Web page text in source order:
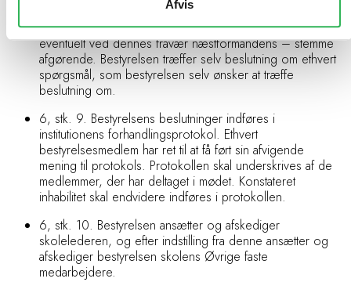
Afvis
stemmeflerhed. Der kan ikke stemmes ved fuldmagt eller
brev. I tilfælde af stemmelighed er formandens og
eventuelt ved dennes fravær næstformandens – stemme
afgørende. Bestyrelsen træffer selv beslutning om ethvert
spørgsmål, som bestyrelsen selv ønsker at træffe
beslutning om.
6, stk. 9. Bestyrelsens beslutninger indføres i
institutionens forhandlingsprotokol. Ethvert
bestyrelsesmedlem har ret til at få ført sin afvigende
mening til protokols. Protokollen skal underskrives af de
medlemmer, der har deltaget i mødet. Konstateret
inhabilitet skal endvidere indføres i protokollen.
6, stk. 10. Bestyrelsen ansætter og afskediger
skolelederen, og efter indstilling fra denne ansætter og
afskediger bestyrelsen skolens Øvrige faste
medarbejdere.